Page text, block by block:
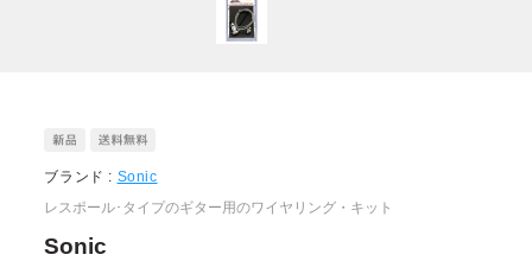
ブランド : Sonic
レスポール･タイプのギター用のワイヤリング・キット
Sonic